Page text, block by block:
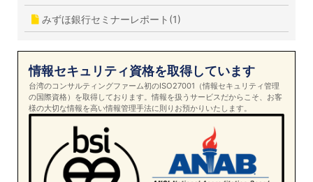
みずほ銀行セミナーレポート(1)
情報セキュリティ資格を取得しています
台湾のコンサルティングファーム初のISO27001（情報セキュリティ管理
の国際資格）を取得しております。情報を扱うサービスだからこそ、お客
様の大切な情報を高い情報管理手法に則りお預かりいたします。